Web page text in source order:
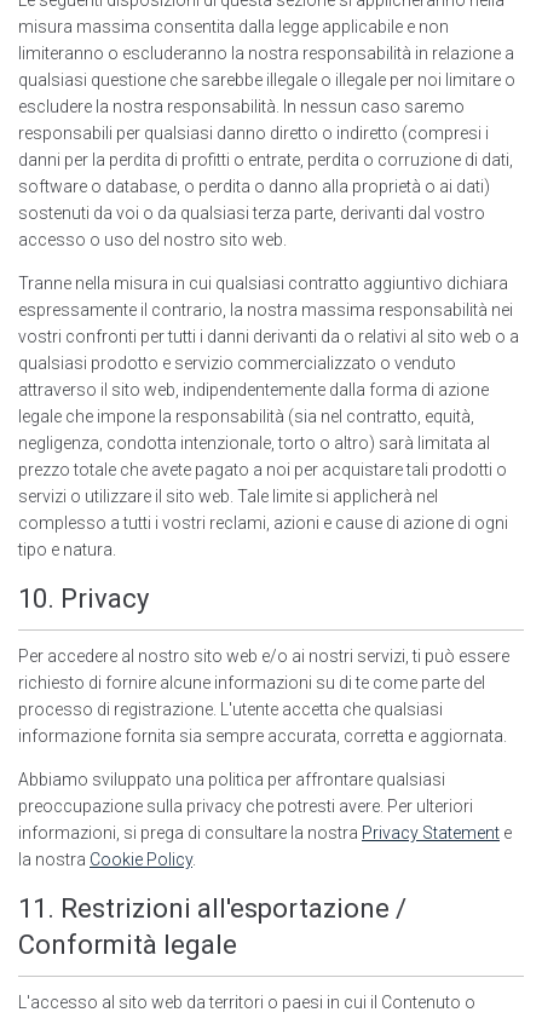
misura massima consentita dalla legge applicabile e non
limiteranno o escluderanno la nostra responsabilità in relazione a
qualsiasi questione che sarebbe illegale o illegale per noi limitare o
escludere la nostra responsabilità. In nessun caso saremo
responsabili per qualsiasi danno diretto o indiretto (compresi i
danni per la perdita di profitti o entrate, perdita o corruzione di dati,
software o database, o perdita o danno alla proprietà o ai dati)
sostenuti da voi o da qualsiasi terza parte, derivanti dal vostro
accesso o uso del nostro sito web.
Tranne nella misura in cui qualsiasi contratto aggiuntivo dichiara
espressamente il contrario, la nostra massima responsabilità nei
vostri confronti per tutti i danni derivanti da o relativi al sito web o a
qualsiasi prodotto e servizio commercializzato o venduto
attraverso il sito web, indipendentemente dalla forma di azione
legale che impone la responsabilità (sia nel contratto, equità,
negligenza, condotta intenzionale, torto o altro) sarà limitata al
prezzo totale che avete pagato a noi per acquistare tali prodotti o
servizi o utilizzare il sito web. Tale limite si applicherà nel
complesso a tutti i vostri reclami, azioni e cause di azione di ogni
tipo e natura.
10. Privacy
Per accedere al nostro sito web e/o ai nostri servizi, ti può essere
richiesto di fornire alcune informazioni su di te come parte del
processo di registrazione. L'utente accetta che qualsiasi
informazione fornita sia sempre accurata, corretta e aggiornata.
Abbiamo sviluppato una politica per affrontare qualsiasi
preoccupazione sulla privacy che potresti avere. Per ulteriori
informazioni, si prega di consultare la nostra Privacy Statement e
la nostra Cookie Policy.
11. Restrizioni all'esportazione /
Conformità legale
L'accesso al sito web da territori o paesi in cui il Contenuto o